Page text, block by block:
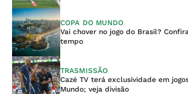
COPA DO MUNDO
Vai chover no jogo do Brasil?
tempo
TRASMISSÃO
Cazé TV terá exclusividade em
Mundo; veja divisão